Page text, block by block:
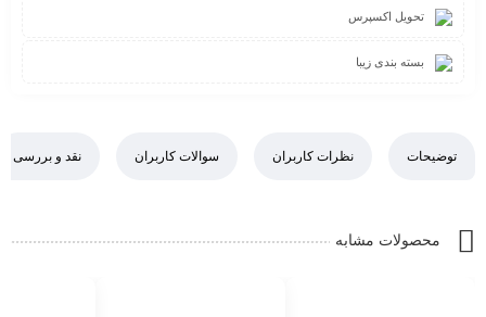
تحویل اکسپرس
بسته بندی زیبا
توضیحات نظرات کاربران سوالات کاربران نقد و بررسی
محصولات مشابه